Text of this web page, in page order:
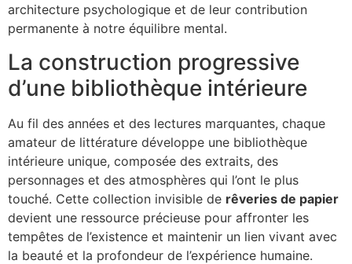
architecture psychologique et de leur contribution
permanente à notre équilibre mental.
La construction progressive
d’une bibliothèque intérieure
Au fil des années et des lectures marquantes, chaque
amateur de littérature développe une bibliothèque
intérieure unique, composée des extraits, des
personnages et des atmosphères qui l’ont le plus
touché. Cette collection invisible de rêveries de papier
devient une ressource précieuse pour affronter les
tempêtes de l’existence et maintenir un lien vivant avec
la beauté et la profondeur de l’expérience humaine.